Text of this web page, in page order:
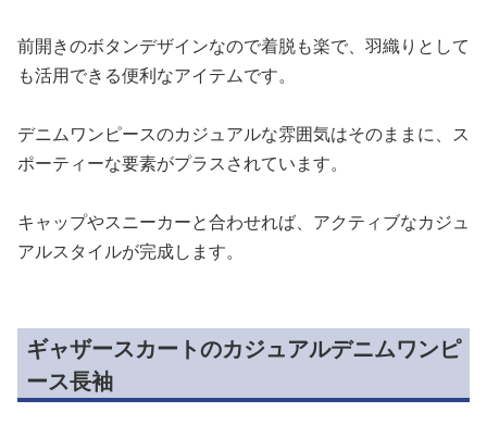
前開きのボタンデザインなので着脱も楽で、羽織りとして
も活用できる便利なアイテムです。
デニムワンピースのカジュアルな雰囲気はそのままに、ス
ポーティーな要素がプラスされています。
キャップやスニーカーと合わせれば、アクティブなカジュ
アルスタイルが完成します。
ギャザースカートのカジュアルデニムワンピ
ース長袖